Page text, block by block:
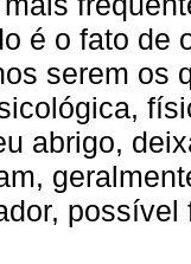
é o fato de
serem os
abrigo,